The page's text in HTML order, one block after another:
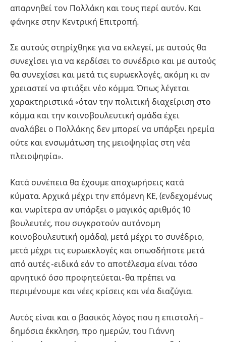
απαρνηθεί τον Πολλάκη και τους περί αυτόν. Και
φάνηκε στην Κεντρική Επιτροπή.
Σε αυτούς στηρίχθηκε για να εκλεγεί, με αυτούς θα
συνεχίσει για να κερδίσει το συνέδριο και με αυτούς
θα συνεχίσει και μετά τις ευρωεκλογές, ακόμη κι αν
χρειαστεί να φτιάξει νέο κόμμα. Όπως λέγεται
χαρακτηριστικά «όταν την πολιτική διαχείριση στο
κόμμα και την κοινοβουλευτική ομάδα έχει
αναλάβει ο Πολλάκης δεν μπορεί να υπάρξει ηρεμία
ούτε και ενσωμάτωση της μειοψηφίας στη νέα
πλειοψηφία».
Κατά συνέπεια θα έχουμε αποχωρήσεις κατά
κύματα. Αρχικά μέχρι την επόμενη ΚΕ, (ενδεχομένως
και νωρίτερα αν υπάρξει ο μαγικός αριθμός 10
βουλευτές, που συγκροτούν αυτόνομη
κοινοβουλευτική ομάδα), μετά μέχρι το συνέδριο,
μετά μέχρι τις ευρωεκλογές και οπωσδήποτε μετά
από αυτές -ειδικά εάν το αποτέλεσμα είναι τόσο
αρνητικό όσο προφητεύεται- θα πρέπει να
περιμένουμε και νέες κρίσεις και νέα διαζύγια.
Αυτός είναι και ο βασικός λόγος που η επιστολή –
δημόσια έκκληση, προ ημερών, του Γιάννη